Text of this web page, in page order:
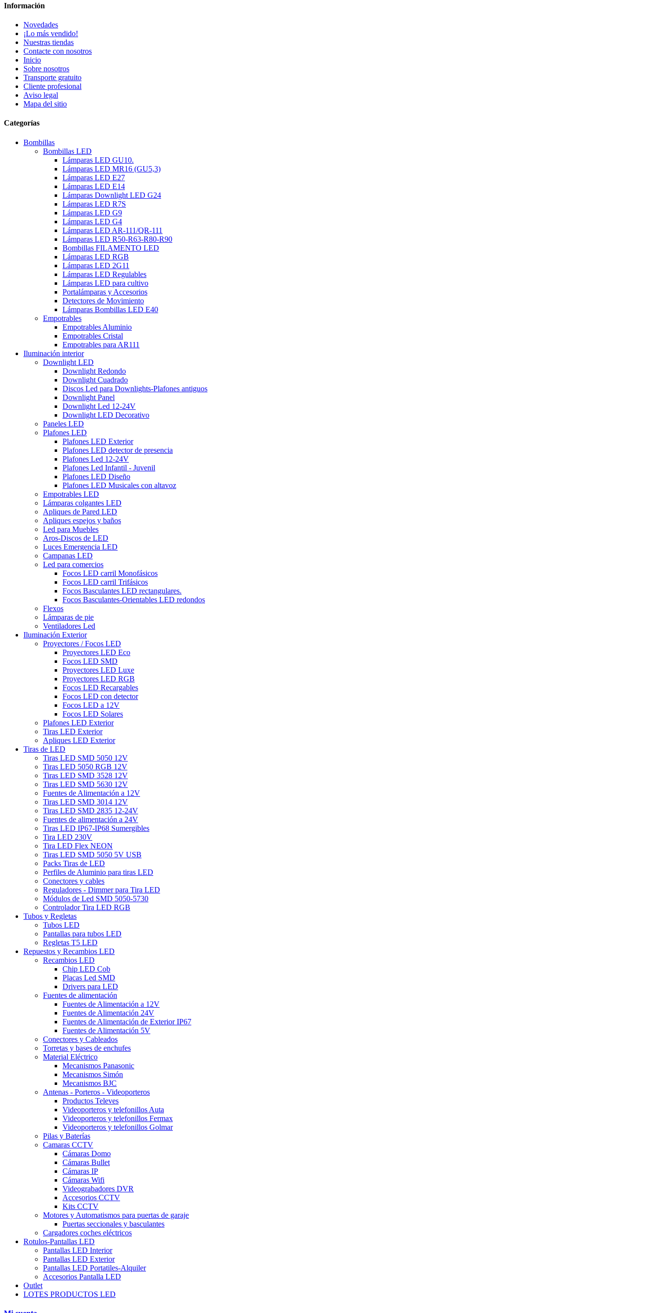
Información
Novedades
¡Lo más vendido!
Nuestras tiendas
Contacte con nosotros
Inicio
Sobre nosotros
Transporte gratuito
Cliente profesional
Aviso legal
Mapa del sitio
Categorías
Bombillas
Bombillas LED
Lámparas LED GU10.
Lámparas LED MR16 (GU5,3)
Lámparas LED E27
Lámparas LED E14
Lámparas Downlight LED G24
Lámparas LED R7S
Lámparas LED G9
Lámparas LED G4
Lámparas LED AR-111/QR-111
Lámparas LED R50-R63-R80-R90
Bombillas FILAMENTO LED
Lámparas LED RGB
Lámparas LED 2G11
Lámparas LED Regulables
Lámparas LED para cultivo
Portalámparas y Accesorios
Detectores de Movimiento
Lámparas Bombillas LED E40
Empotrables
Empotrables Aluminio
Empotrables Cristal
Empotrables para AR111
Iluminación interior
Downlight LED
Downlight Redondo
Downlight Cuadrado
Discos Led para Downlights-Plafones antiguos
Downlight Panel
Downlight Led 12-24V
Downlight LED Decorativo
Paneles LED
Plafones LED
Plafones LED Exterior
Plafones LED detector de presencia
Plafones Led 12-24V
Plafones Led Infantil - Juvenil
Plafones LED Diseño
Plafones LED Musicales con altavoz
Empotrables LED
Lámparas colgantes LED
Apliques de Pared LED
Apliques espejos y baños
Led para Muebles
Aros-Discos de LED
Luces Emergencia LED
Campanas LED
Led para comercios
Focos LED carril Monofásicos
Focos LED carril Trifásicos
Focos Basculantes LED rectangulares.
Focos Basculantes-Orientables LED redondos
Flexos
Lámparas de pie
Ventiladores Led
Iluminación Exterior
Proyectores / Focos LED
Proyectores LED Eco
Focos LED SMD
Proyectores LED Luxe
Proyectores LED RGB
Focos LED Recargables
Focos LED con detector
Focos LED a 12V
Focos LED Solares
Plafones LED Exterior
Tiras LED Exterior
Apliques LED Exterior
Tiras de LED
Tiras LED SMD 5050 12V
Tiras LED 5050 RGB 12V
Tiras LED SMD 3528 12V
Tiras LED SMD 5630 12V
Fuentes de Alimentación a 12V
Tiras LED SMD 3014 12V
Tiras LED SMD 2835 12-24V
Fuentes de alimentación a 24V
Tiras LED IP67-IP68 Sumergibles
Tira LED 230V
Tira LED Flex NEON
Tiras LED SMD 5050 5V USB
Packs Tiras de LED
Perfiles de Aluminio para tiras LED
Conectores y cables
Reguladores - Dimmer para Tira LED
Módulos de Led SMD 5050-5730
Controlador Tira LED RGB
Tubos y Regletas
Tubos LED
Pantallas para tubos LED
Regletas T5 LED
Repuestos y Recambios LED
Recambios LED
Chip LED Cob
Placas Led SMD
Drivers para LED
Fuentes de alimentación
Fuentes de Alimentación a 12V
Fuentes de Alimentación 24V
Fuentes de Alimentación de Exterior IP67
Fuentes de Alimentación 5V
Conectores y Cableados
Torretas y bases de enchufes
Material Eléctrico
Mecanismos Panasonic
Mecanismos Simón
Mecanismos BJC
Antenas - Porteros - Videoporteros
Productos Televes
Videoporteros y telefonillos Auta
Videoporteros y telefonillos Fermax
Videoporteros y telefonillos Golmar
Pilas y Baterías
Camaras CCTV
Cámaras Domo
Cámaras Bullet
Cámaras IP
Cámaras Wifi
Videograbadores DVR
Accesorios CCTV
Kits CCTV
Motores y Automatismos para puertas de garaje
Puertas seccionales y basculantes
Cargadores coches eléctricos
Rotulos-Pantallas LED
Pantallas LED Interior
Pantallas LED Exterior
Pantallas LED Portatiles-Alquiler
Accesorios Pantalla LED
Outlet
LOTES PRODUCTOS LED